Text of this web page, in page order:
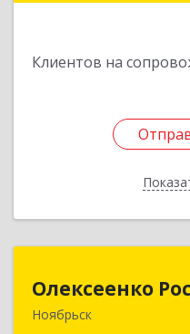
Клиентов на
Олексеенко
Ноябрьск629804,